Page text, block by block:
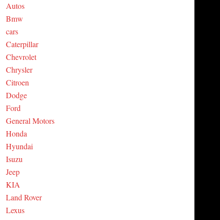
Autos
Bmw
cars
Caterpillar
Chevrolet
Chrysler
Citroen
Dodge
Ford
General Motors
Honda
Hyundai
Isuzu
Jeep
KIA
Land Rover
Lexus